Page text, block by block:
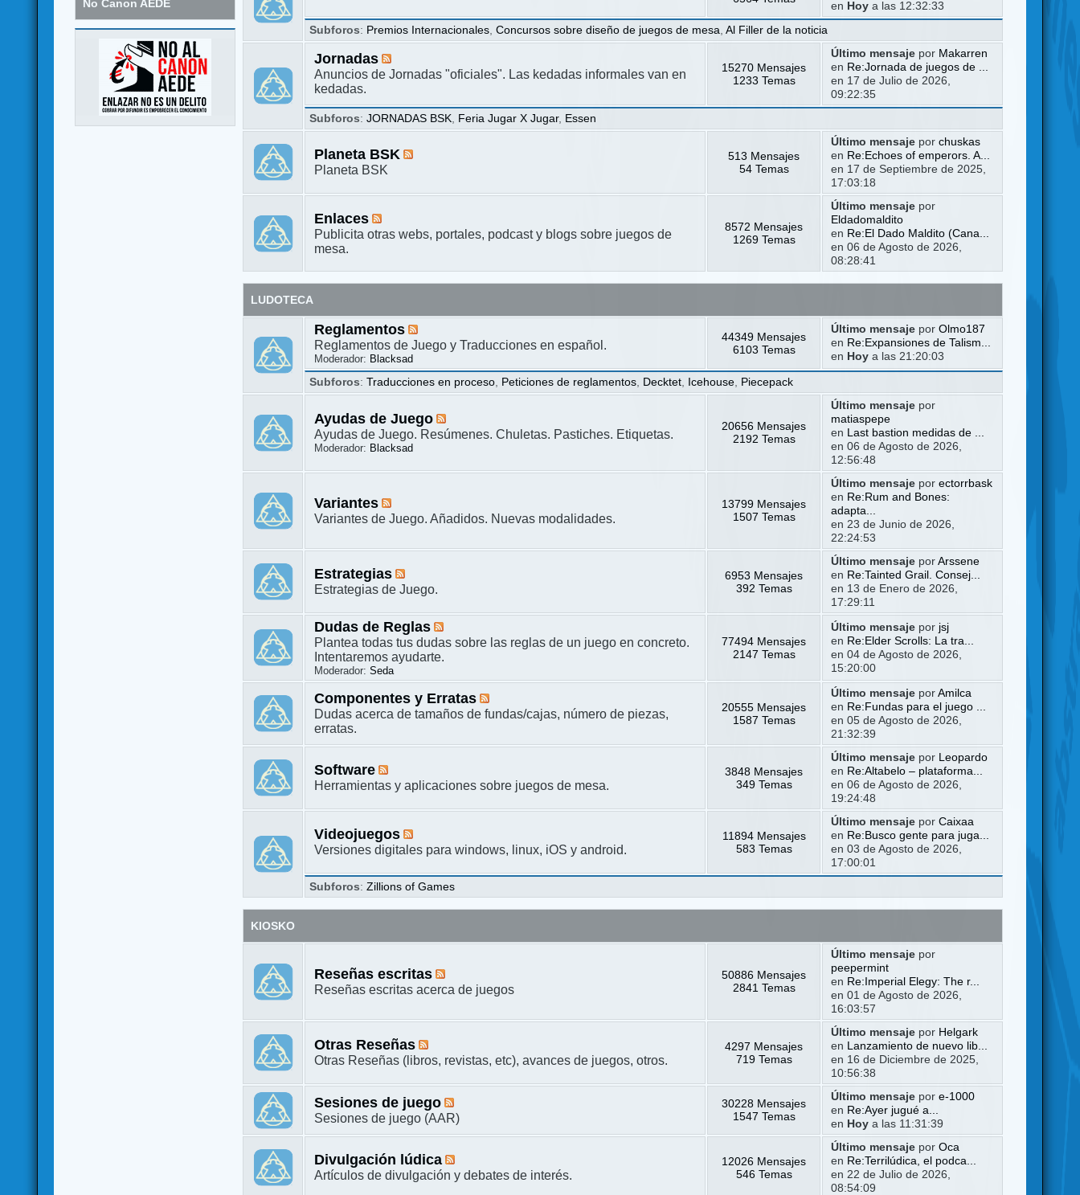
No Canon AEDE
en Hoya las 12:32:33
Subforos: Premios Internacionales ,Concursos sobre diseño de juegos de mesa ,Al Filler de la noticia
Jornadas
Anuncios de Jornadas "oficiales". Las kedadas informales van en
kedadas.
15270 Mensajes
1233 Temas
Último mensajepor Makarren
en Re:Jornada de juegos de ...
en 17 de Julio de 2026,
09:22:35
Subforos:JORNADAS BSK Feria Jugar X Jugar, Essen
Planeta BSK
Planeta BSK
513 Mensajes
54 Temas
Último mensajepor chuskas
en Re:Echoes of emperors. A...
en 17 de Septiembre de 2025,
17:03:18
Enlaces
Publicita otras webs, portales, podcast y blogs sobre juegos de
mesa.
8572 Mensajes
1269 Temas
Último mensajepor
Eldadomaldito
en Re:El Dado Maldito (Cana...
en 06 de Agosto de 2026,
08:28:41
LUDOTECA
Reglamentos
Reglamentos de Juego y Traducciones en español.
Moderador: Blacksad
44349 Mensajes
6103 Temas
Último mensajepor Olmo187
en Re:Expansiones de Talism...
en Hoya las 21:20:03
Subforos:Traducciones en proceso Peticiones de reglamentos Decktet Icehouse Piecepack
Ayudas de Juego
Ayudas de Juego. Resúmenes. Chuletas. Pastiches. Etiquetas.
Moderador: Blacksad
20656 Mensajes
2192 Temas
Último mensajepor
matiaspepe
en
Last bastion medidas de ...
en 06 de Agosto de 2026,
12:56:48
Variantes
Variantes de Juego. Añadidos. Nuevas modalidades.
13799 Mensajes
1507 Temas
Último mensajepor ectorrbask
en Re:Rum and Bones:
adapta...
en 23 de Junio de 2026,
22:24:53
Estrategias
Estrategias de Juego.
6953 Mensajes
392 Temas
Último mensajepor Arssene
en Re:Tainted Grail. Consej...
en 13 de Enero de 2026,
17:29:11
Dudas de Reglas
Plantea todas tus dudas sobre las reglas de un juego en concreto.
Intentaremos ayudarte.
Moderador:Seda
77494 Mensajes
2147 Temas
Último mensajepor jsj
en Re:Elder Scrolls: La tra...
en 04 de Agosto de 2026,
15:20:00
Componentes y Erratas
Dudas acerca de tamaños de fundas/cajas, número de piezas,
erratas.
20555 Mensajes
1587 Temas
Último mensajepor Amilca
en Re:Fundas para el juego ...
en 05 de Agosto de 2026,
21:32:39
Software
Herramientas y aplicaciones sobre juegos de mesa.
3848 Mensajes
349 Temas
Último mensajepor
Leopardo
en Re:Altabelo – plataforma...
en 06 de Agosto de 2026,
19:24:48
Videojuegos
Versiones digitales para windows, linux, iOS y android.
11894 Mensajes
583 Temas
Último mensajepor Caixaa
en Re:Busco gente para juga...
en 03 de Agosto de 2026,
17:00:01
Subforos:Zillions of Games
KIOSKO
Reseñas escritas
Reseñas escritas acerca de juegos
50886 Mensajes
2841 Temas
Último mensajepor
peepermint
en Re:Imperial Elegy: The r...
en 01 de Agosto de 2026,
16:03:57
Otras Reseñas
Otras Reseñas (libros, revistas, etc), avances de juegos, otros.
4297 Mensajes
719 Temas
Último mensajepor Helgark
en
Lanzamiento de nuevo lib...
en 16 de Diciembre de 2025,
10:56:38
Sesiones de juego
Sesiones de juego (AAR)
30228 Mensajes
1547 Temas
Último mensajepor e-1000
en Re:Ayer jugué a...
en Hoya las 11:31:39
Divulgación lúdica
Artículos de divulgación y debates de interés.
12026 Mensajes
546 Temas
Último mensajepor Oca
en Re:Terrilúdica, el podca...
en 22 de Julio de 2026,
08:54:09